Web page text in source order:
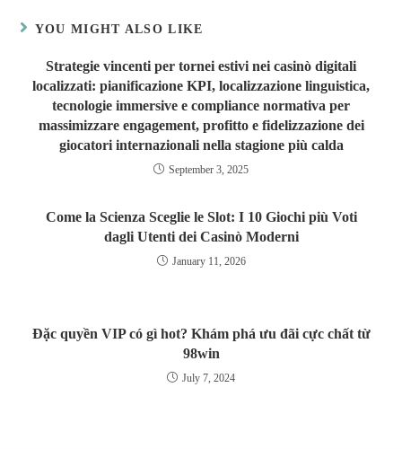
YOU MIGHT ALSO LIKE
Strategie vincenti per tornei estivi nei casinò digitali
localizzati: pianificazione KPI, localizzazione linguistica,
tecnologie immersive e compliance normativa per
massimizzare engagement, profitto e fidelizzazione dei
giocatori internazionali nella stagione più calda
September 3, 2025
Come la Scienza Sceglie le Slot: I 10 Giochi più Voti
dagli Utenti dei Casinò Moderni
January 11, 2026
Đặc quyền VIP có gì hot? Khám phá ưu đãi cực chất từ
98win
July 7, 2024